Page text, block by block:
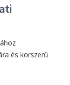
és korszerű